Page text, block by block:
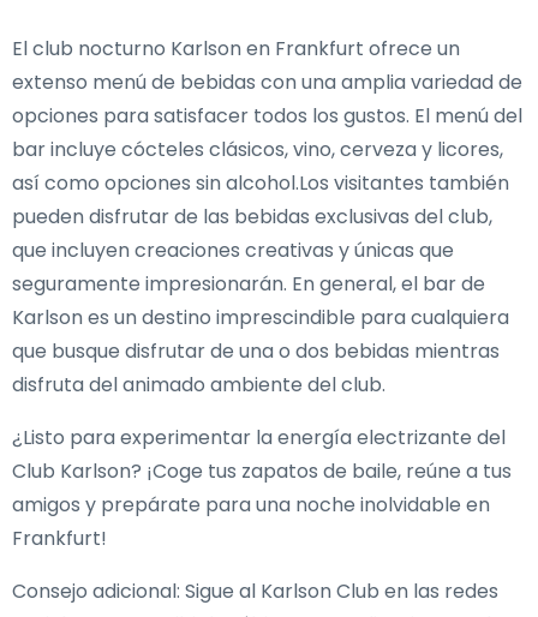
El club nocturno Karlson en Frankfurt ofrece un
extenso menú de bebidas con una amplia variedad de
opciones para satisfacer todos los gustos. El menú del
bar incluye cócteles clásicos, vino, cerveza y licores,
así como opciones sin alcohol.Los visitantes también
pueden disfrutar de las bebidas exclusivas del club,
que incluyen creaciones creativas y únicas que
seguramente impresionarán. En general, el bar de
Karlson es un destino imprescindible para cualquiera
que busque disfrutar de una o dos bebidas mientras
disfruta del animado ambiente del club.
¿Listo para experimentar la energía electrizante del
Club Karlson? ¡Coge tus zapatos de baile, reúne a tus
amigos y prepárate para una noche inolvidable en
Frankfurt!
Consejo adicional: Sigue al Karlson Club en las redes